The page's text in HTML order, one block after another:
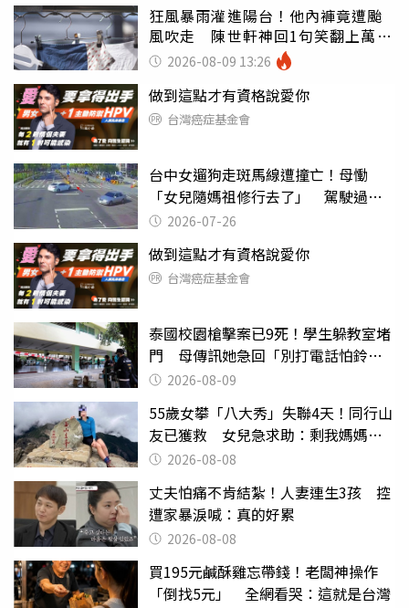
狂風暴雨灌進陽台！他內褲竟遭颱
風吹走 陳世軒神回1句笑翻上萬網
友 2026-08-09 13:26
做到這點才有資格說愛你
台灣癌症基金會
台中女遛狗走斑馬線遭撞亡！母慟
「女兒隨媽祖修行去了」 駕駛過失
致死判9月
2026-07-26
做到這點才有資格說愛你
台灣癌症基金會
泰國校園槍擊案已9死！學生躲教室堵
門 母傳訊她急回「別打電話怕鈴
響」2026-08-09
55歲女攀「八大秀」失聯4天！同行山
友已獲救 女兒急求助：剩我媽媽還
沒找到
2026-08-08
丈夫怕痛不肯結紮！人妻連生3孩 控
遭家暴淚喊：真的好累
2026-08-08
買195元鹹酥雞忘帶錢！老闆神操作
「倒找5元」 全網看哭：這就是台灣